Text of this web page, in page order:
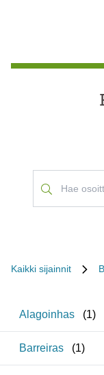
Kaikki sijainnit
Alagoinhas (1)
Barreiras (1)